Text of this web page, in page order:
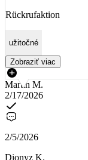
Rückrufaktion
užitočné
Zobraziť viac
Martin M.
2/17/2026
2/5/2026
Dionyz K.